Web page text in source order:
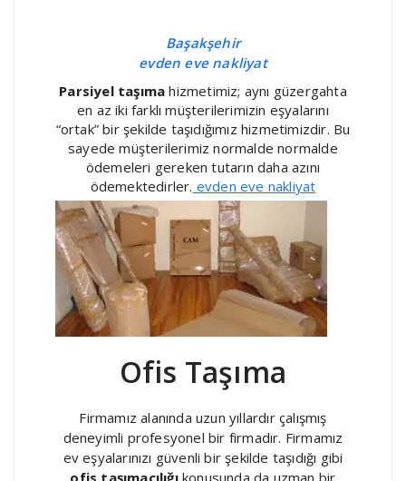
Başakşehir
evden eve nakliyat
Parsiyel taşıma hizmetimiz; aynı güzergahta
en az iki farklı müşterilerimizin eşyalarını
“ortak” bir şekilde taşıdığımız hizmetimizdir. Bu
sayede müşterilerimiz normalde normalde
ödemeleri gereken tutarın daha azını
ödemektedirler. evden eve nakliyat
Ofis Taşıma
Firmamız alanında uzun yıllardır çalışmış
deneyimli profesyonel bir firmadır. Firmamız
ev eşyalarınızı güvenli bir şekilde taşıdığı gibi
ofis taşımacılığıkonusunda da uzman bir